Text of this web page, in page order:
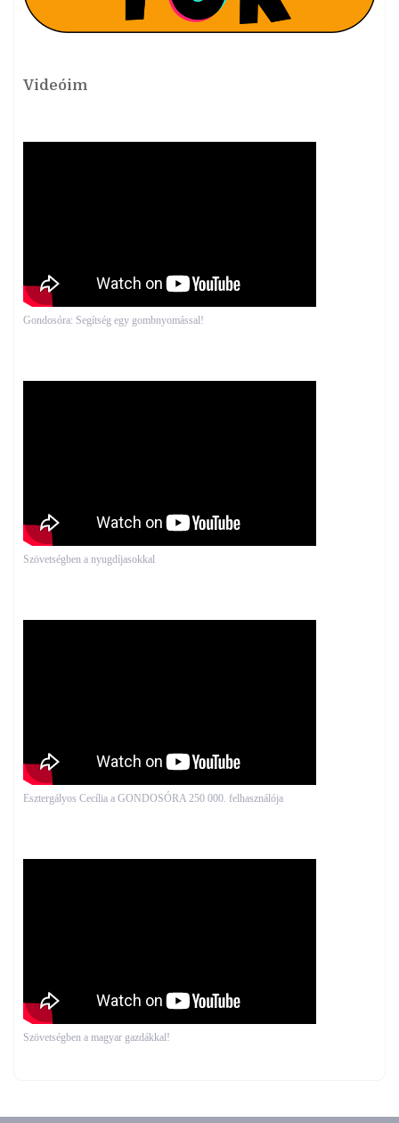
Videóim
Gondosóra: Segítség egy gombnyomással!
Szövetségben a nyugdíjasokkal
Esztergályos Cecília a GONDOSÓRA 250 000. felhasználója
Szövetségben a magyar gazdákkal!